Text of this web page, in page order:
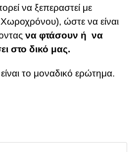
να ξεπεραστεί με
ώστε να είναι
να φτάσουν ή να
στο δικό μας.
το μοναδικό ερώτημα.